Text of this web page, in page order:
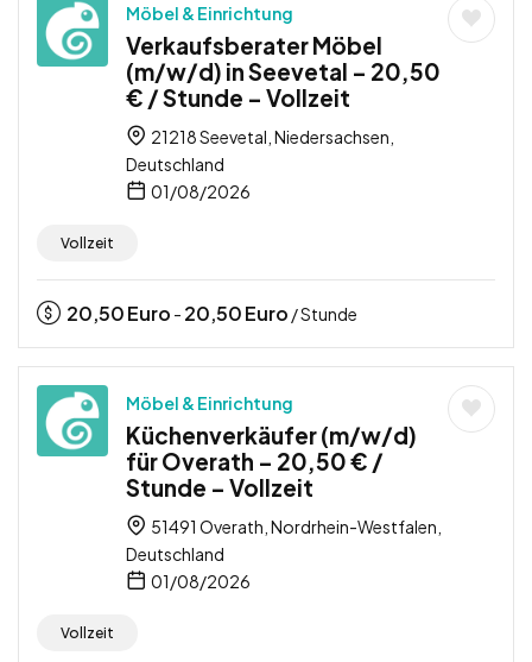
Möbel & Einrichtung
Verkaufsberater Möbel
(m/w/d) in Seevetal – 20,50
€ / Stunde – Vollzeit
21218 Seevetal, Niedersachsen,
Deutschland
01/08/2026
Vollzeit
20,50Euro - 20,50Euro / Stunde
Möbel & Einrichtung
Küchenverkäufer (m/w/d)
für Overath – 20,50 € /
Stunde – Vollzeit
51491 Overath, Nordrhein-Westfalen,
Deutschland
01/08/2026
Vollzeit